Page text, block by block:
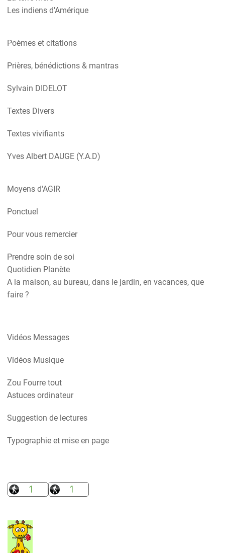
Les indiens d'Amérique
Poèmes et citations
Prières, bénédictions & mantras
Sylvain DIDELOT
Textes Divers
Textes vivifiants
Yves Albert DAUGE (Y.A.D)
Moyens d'AGIR
Ponctuel
Pour vous remercier
Prendre soin de soi
Quotidien Planète
A la maison, au bureau, dans le jardin, en vacances, que
faire ?
Vidéos Messages
Vidéos Musique
Zou Fourre tout
Astuces ordinateur
Suggestion de lectures
Typographie et mise en page